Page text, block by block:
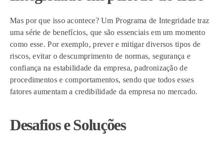
Mas por que isso acontece? Um Programa de Integridade traz
uma série de benefícios, que são essenciais em um momento
como esse. Por exemplo, prever e mitigar diversos tipos de
riscos, evitar o descumprimento de normas, segurança e
confiança na estabilidade da empresa, padronização de
procedimentos e comportamentos, sendo que todos esses
fatores aumentam a credibilidade da empresa no mercado.
Desafios e Soluções